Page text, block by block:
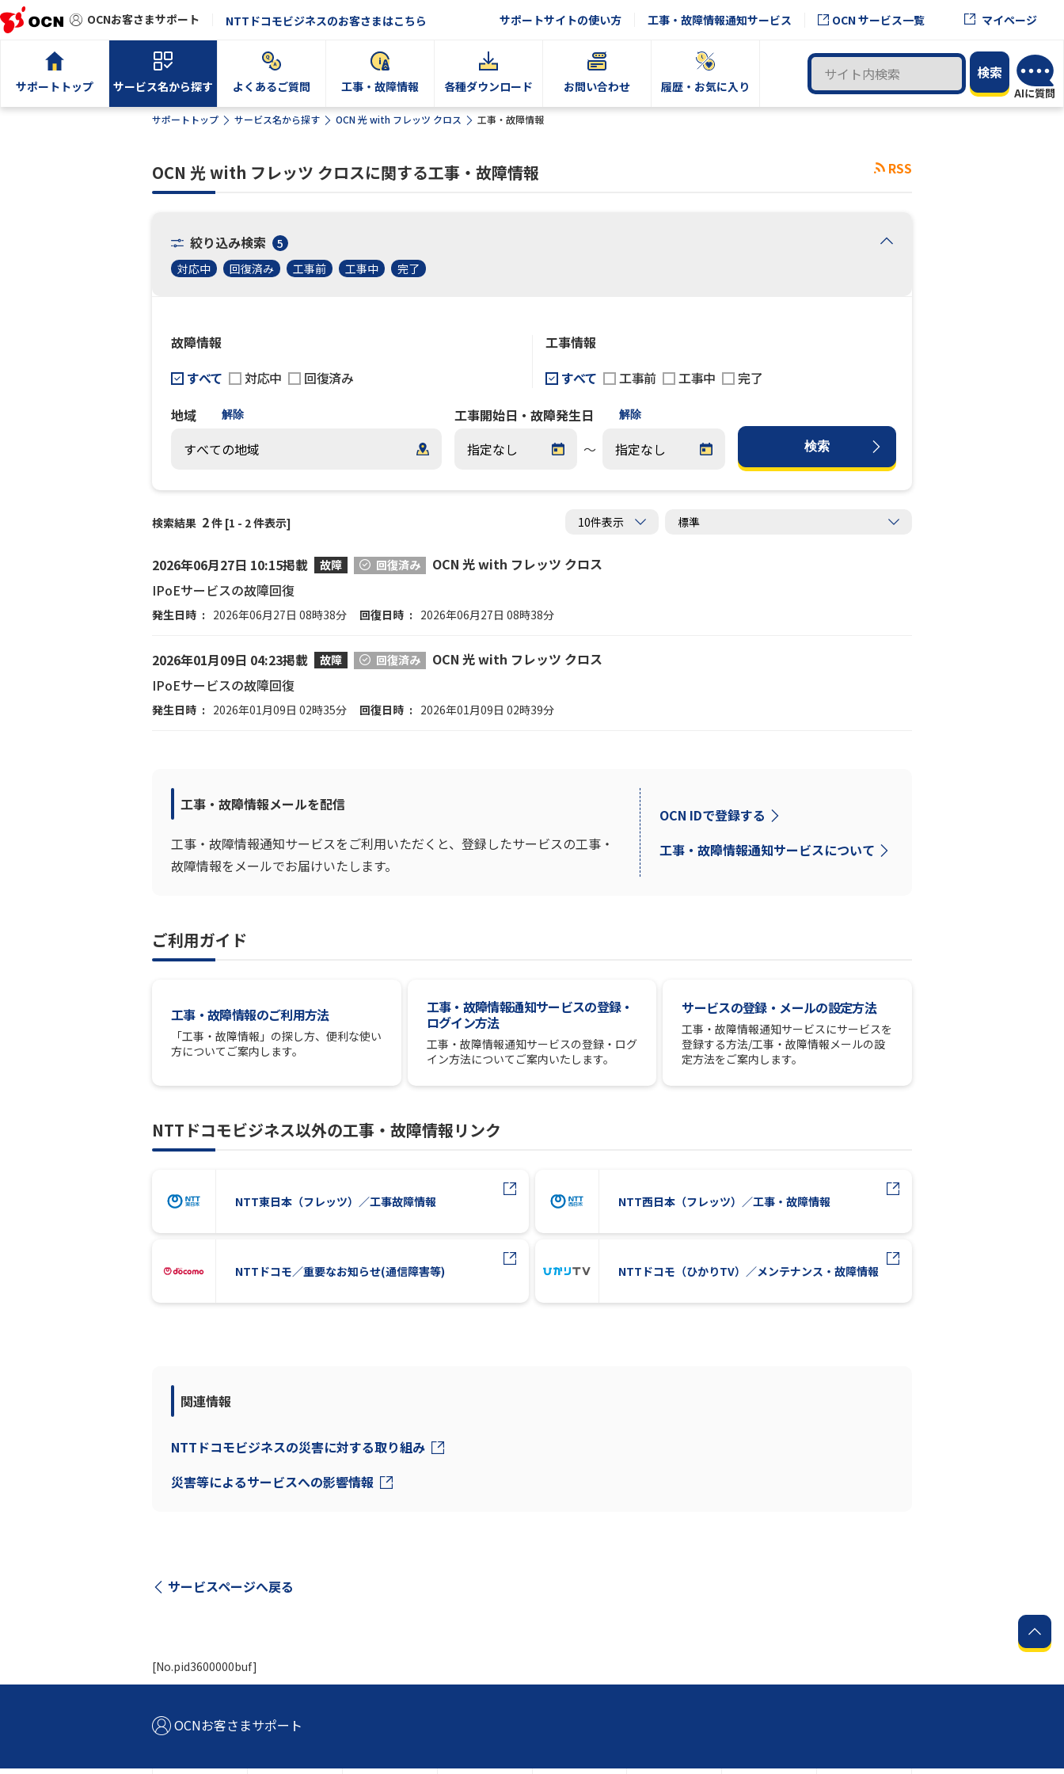
OCNお客さまサポート NTTドコモビジネスのお客さまはこちら サポートサイトの使い方 工事・故障情報通知サービス OCN サービス一覧 マイページ
サポートトップ サービス名から探す よくあるご質問 工事・故障情報 各種ダウンロード お問い合わせ 履歴・お気に入り
サポートトップ サービス名から探す OCN 光 with フレッツ クロス 工事・故障情報
RSS
OCN 光 with フレッツ クロスに関する工事・故障情報
絞り込み検索
5
対応中
回復済み 工事前 工事中 完了
故障情報
すべて
対応中 回復済み
工事情報
すべて
工事前 工事中
完了
地域
解除 工事開始日・故障発生日 解除
～ 検索
検索結果 2件 [1 - 2 件表示]
2026年06月27日 10:15掲載 故障 回復済み
OCN 光 with フレッツ クロス
IPoEサービスの故障回復
発生日時 2026年06月27日 08時38分 回復日時 2026年06月27日 08時38分
2026年01月09日 04:23掲載 故障 回復済み
OCN 光 with フレッツ クロス
IPoEサービスの故障回復
発生日時 2026年01月09日 02時35分 回復日時 2026年01月09日 02時39分
工事・故障情報メールを配信
工事・故障情報通知サービスをご利用いただくと、登録したサービスの工事・
故障情報をメールでお届けいたします。
OCN IDで登録する
工事・故障情報通知サービスについて
ご利用ガイド
工事・故障情報のご利用方法
「工事・故障情報」の探し方、便利な使い
方についてご案内します。
工事・故障情報通知サービスの登録・
ログイン方法
工事・故障情報通知サービスの登録・ログ
イン方法についてご案内いたします。
サービスの登録・メールの設定方法
工事・故障情報通知サービスにサービスを
登録する方法/工事・故障情報メールの設
定方法をご案内します。
NTTドコモビジネス以外の工事・故障情報リンク
NTT東日本（フレッツ）／工事故障情報 NTT西日本（フレッツ）／工事・故障情報
NTTドコモ／重要なお知らせ(通信障害等) NTTドコモ（ひかりTV）／メンテナンス・故障情報
関連情報
NTTドコモビジネスの災害に対する取り組み
災害等によるサービスへの影響情報
サービスページへ戻る
[No.pid3600000buf]
OCNお客さまサポート